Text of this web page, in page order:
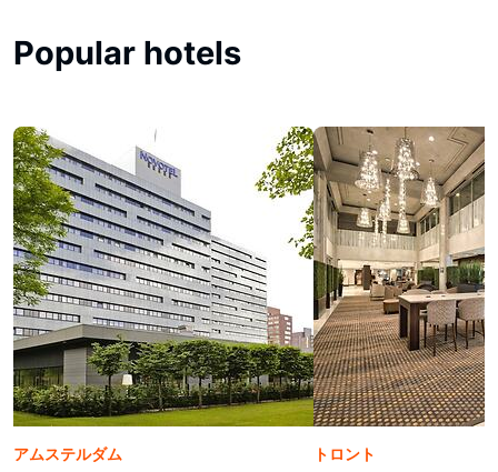
Popular hotels
アムステルダム トロント